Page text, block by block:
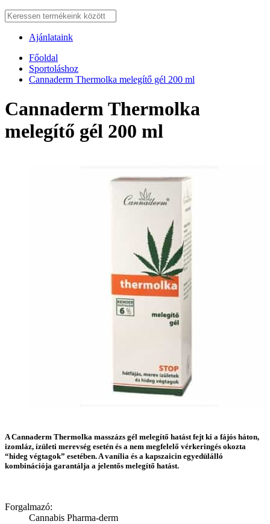
Ajánlataink
Főoldal
Sportoláshoz
Cannaderm Thermolka melegítő gél 200 ml
Cannaderm Thermolka
melegítő gél 200 ml
A Cannaderm Thermolka masszázs gél melegítő hatást fejt ki a fájós háton,
izomláz, ízületi merevség esetén és a nem megfelelő vérkeringés okozta
“hideg végtagok” esetében. A vanília és a kapszaicin egyedülálló
kombinációja garantálja a jelentős melegítő hatást.
Forgalmazó:
Cannabis Pharma-derm